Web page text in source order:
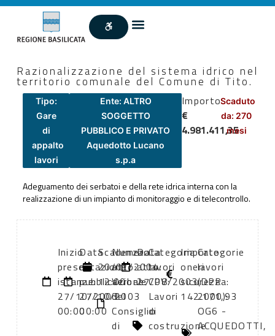
Razionalizzazione del sistema idrico nel
territorio comunale del Comune di Tito.
Tipo:
Gare
di
appalto
lavori
Ente: ALTRO
SOGGETTO
PUBBLICO E PRIVATO
Aquedotto Lucano
s.p.a
Importo
€
4.981.411,35
Scaduto
da: 270
mesi
Adeguamento dei serbatoi e della rete idrica interna con la
realizzazione di un impianto di monitoraggio e di telecontrollo.
Inizio
presentazione
istanze:
27/10/2003
00:00
Data
di
pubblicazione:
27/10/2003
00:00
Scadenza:
20/01/2004
12:00
Numero
atto:
Verbale
del
Consiglio
di
Data
atto:
27/08/2003
Categoria
lavori
CPV:
Lavori
di
costruzione
Importo
oneri
sicurezza:
142.171,93
Categorie
lavori
(DPR
2000):
OG6 -
ACQUEDOTTI,